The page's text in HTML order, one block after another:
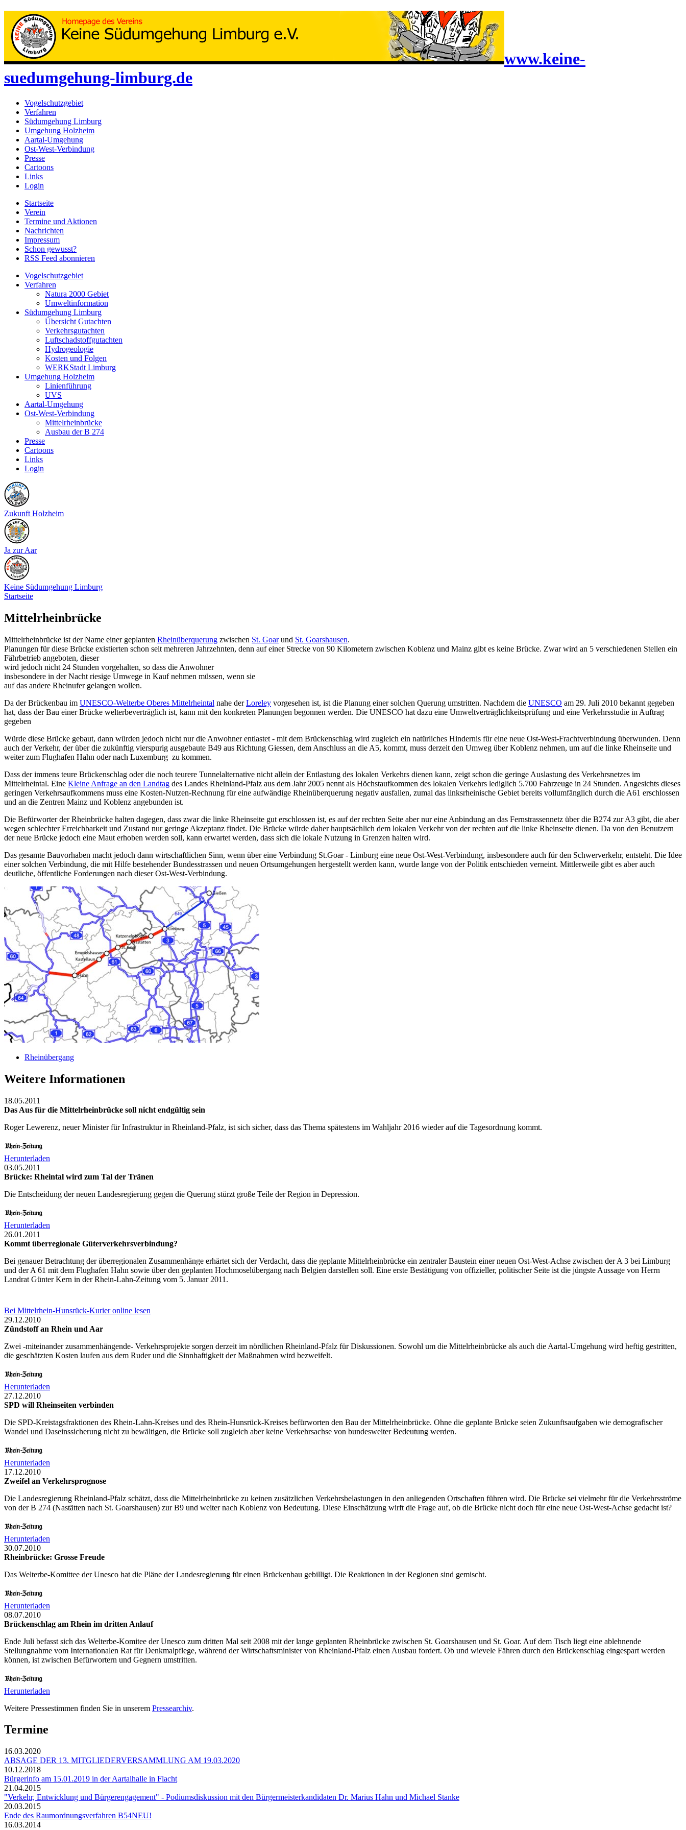
www.keine-
suedumgehung-limburg.de
Vogelschutzgebiet
Verfahren
Südumgehung Limburg
Umgehung Holzheim
Aartal-Umgehung
Ost-West-Verbindung
Presse
Cartoons
Links
Login
Startseite
Verein
Termine und Aktionen
Nachrichten
Impressum
Schon gewusst?
RSS Feed abonnieren
Vogelschutzgebiet
Verfahren
Natura 2000 Gebiet
Umweltinformation
Südumgehung Limburg
Übersicht Gutachten
Verkehrsgutachten
Luftschadstoffgutachten
Hydrogeologie
Kosten und Folgen
WERKStadt Limburg
Umgehung Holzheim
Linienführung
UVS
Aartal-Umgehung
Ost-West-Verbindung
Mittelrheinbrücke
Ausbau der B 274
Presse
Cartoons
Links
Login
Zukunft Holzheim
Ja zur Aar
Keine Südumgehung Limburg
Startseite
Mittelrheinbrücke
Mittelrheinbrücke ist der Name einer geplanten Rheinüberquerung zwischen St. Goarund St. Goarshausen.
Planungen für diese Brücke existierten schon seit mehreren Jahrzehnten, denn auf einer Strecke von 90 Kilometern zwischen Koblenz und Mainz gibt es keine Brücke. Zwar wird an 5 verschiedenen Stellen ein
Fährbetrieb angeboten, dieser
wird jedoch nicht 24 Stunden vorgehalten, so dass die Anwohner
insbesondere in der Nacht riesige Umwege in Kauf nehmen müssen, wenn sie
auf das andere Rheinufer gelangen wollen.
Da der Brückenbau im UNESCO-Welterbe Oberes Mittelrheintal nahe derLoreley vorgesehen ist, ist die Planung einer solchen Querung umstritten. Nachdem die UNESCO am 29. Juli 2010 bekannt gegeben
hat, dass der Bau einer Brücke welterbeverträglich ist, kann mit den konkreten Planungen begonnen werden. Die UNESCO hat dazu eine Umweltverträglichkeitsprüfung und eine Verkehrsstudie in Auftrag
gegeben
Würde diese Brücke gebaut, dann würden jedoch nicht nur die Anwohner entlastet - mit dem Brückenschlag wird zugleich ein natürliches Hindernis für eine neue Ost-West-Frachtverbindung überwunden. Denn
auch der Verkehr, der über die zukünftig vierspurig ausgebaute B49 aus Richtung Giessen, dem Anschluss an die A5, kommt, muss derzeit den Umweg über Koblenz nehmen, um auf die linke Rheinseite und
weiter zum Flughafen Hahn oder nach Luxemburg zu kommen.
Dass der immens teure Brückenschlag oder die noch teurere Tunnelalternative nicht allein der Entlastung des lokalen Verkehrs dienen kann, zeigt schon die geringe Auslastung des Verkehrsnetzes im
Mittelrheintal. Eine Kleine Anfrage an den Landtag des Landes Rheinland-Pfalz aus dem Jahr 2005 nennt als Höchstaufkommen des lokalen Verkehrs lediglich 5.700 Fahrzeuge in 24 Stunden. Angesichts dieses
geringen Verkehrsaufkommens muss eine Kosten-Nutzen-Rechnung für eine aufwändige Rheinüberquerung negativ ausfallen, zumal das linksrheinische Gebiet bereits vollumfänglich durch die A61 erschlossen
und an die Zentren Mainz und Koblenz angebunden ist.
Die Befürworter der Rheinbrücke halten dagegen, dass zwar die linke Rheinseite gut erschlossen ist, es auf der rechten Seite aber nur eine Anbindung an das Fernstrassennetz über die B274 zur A3 gibt, die aber
wegen schlechter Erreichbarkeit und Zustand nur geringe Akzeptanz findet. Die Brücke würde daher hauptsächlich dem lokalen Verkehr von der rechten auf die linke Rheinseite dienen. Da von den Benutzern
der neue Brücke jedoch eine Maut erhoben werden soll, kann erwartet werden, dass sich die lokale Nutzung in Grenzen halten wird.
Das gesamte Bauvorhaben macht jedoch dann wirtschaftlichen Sinn, wenn über eine Verbindung St.Goar - Limburg eine neue Ost-West-Verbindung, insbesondere auch für den Schwerverkehr, entsteht. Die Idee
einer solchen Verbindung, die mit Hilfe bestehender Bundesstrassen und neuen Ortsumgehungen hergestellt werden kann, wurde lange von der Politik entschieden verneint. Mittlerweile gibt es aber auch
deutliche, öffentliche Forderungen nach dieser Ost-West-Verbindung.
Rheinübergang
Weitere Informationen
18.05.2011
Das Aus für die Mittelrheinbrücke soll nicht endgültig sein
Roger Lewerenz, neuer Minister für Infrastruktur in Rheinland-Pfalz, ist sich sicher, dass das Thema spätestens im Wahljahr 2016 wieder auf die Tagesordnung kommt.
Herunterladen
03.05.2011
Brücke: Rheintal wird zum Tal der Tränen
Die Entscheidung der neuen Landesregierung gegen die Querung stürzt große Teile der Region in Depression.
Herunterladen
26.01.2011
Kommt überregionale Güterverkehrsverbindung?
Bei genauer Betrachtung der überregionalen Zusammenhänge erhärtet sich der Verdacht, dass die geplante Mittelrheinbrücke ein zentraler Baustein einer neuen Ost-West-Achse zwischen der A 3 bei Limburg
und der A 61 mit dem Flughafen Hahn sowie über den geplanten Hochmoselübergang nach Belgien darstellen soll. Eine erste Bestätigung von offizieller, politischer Seite ist die jüngste Aussage von Herrn
Landrat Günter Kern in der Rhein-Lahn-Zeitung vom 5. Januar 2011.
Bei Mittelrhein-Hunsrück-Kurier online lesen
29.12.2010
Zündstoff an Rhein und Aar
Zwei -miteinander zusammenhängende- Verkehrsprojekte sorgen derzeit im nördlichen Rheinland-Pfalz für Diskussionen. Sowohl um die Mittelrheinbrücke als auch die Aartal-Umgehung wird heftig gestritten,
die geschätzten Kosten laufen aus dem Ruder und die Sinnhaftigkeit der Maßnahmen wird bezweifelt.
Herunterladen
27.12.2010
SPD will Rheinseiten verbinden
Die SPD-Kreistagsfraktionen des Rhein-Lahn-Kreises und des Rhein-Hunsrück-Kreises befürworten den Bau der Mittelrheinbrücke. Ohne die geplante Brücke seien Zukunftsaufgaben wie demografischer
Wandel und Daseinssicherung nicht zu bewältigen, die Brücke soll zugleich aber keine Verkehrsachse von bundesweiter Bedeutung werden.
Herunterladen
17.12.2010
Zweifel an Verkehrsprognose
Die Landesregierung Rheinland-Pfalz schätzt, dass die Mittelrheinbrücke zu keinen zusätzlichen Verkehrsbelastungen in den anliegenden Ortschaften führen wird. Die Brücke sei vielmehr für die Verkehrsströme
von der B 274 (Nastätten nach St. Goarshausen) zur B9 und weiter nach Koblenz von Bedeutung. Diese Einschätzung wirft die Frage auf, ob die Brücke nicht doch für eine neue Ost-West-Achse gedacht ist?
Herunterladen
30.07.2010
Rheinbrücke: Grosse Freude
Das Welterbe-Komittee der Unesco hat die Pläne der Landesregierung für einen Brückenbau gebilligt. Die Reaktionen in der Regionen sind gemischt.
Herunterladen
08.07.2010
Brückenschlag am Rhein im dritten Anlauf
Ende Juli befasst sich das Welterbe-Komitee der Unesco zum dritten Mal seit 2008 mit der lange geplanten Rheinbrücke zwischen St. Goarshausen und St. Goar. Auf dem Tisch liegt eine ablehnende
Stellungnahme vom Internationalen Rat für Denkmalpflege, während der Wirtschaftsminister von Rheinland-Pfalz einen Ausbau fordert. Ob und wievele Fähren durch den Brückenschlag eingespart werden
können, ist zwischen Befürwortern und Gegnern umstritten.
Herunterladen
Weitere Pressestimmen finden Sie in unserem Pressearchiv.
Termine
16.03.2020
ABSAGE DER 13. MITGLIEDERVERSAMMLUNG AM 19.03.2020
10.12.2018
Bürgerinfo am 15.01.2019 in der Aartalhalle in Flacht
21.04.2015
"Verkehr, Entwicklung und Bürgerengagement" - Podiumsdiskussion mit den Bürgermeisterkandidaten Dr. Marius Hahn und Michael Stanke
20.03.2015
Ende des Raumordnungsverfahren B54NEU!
16.03.2014